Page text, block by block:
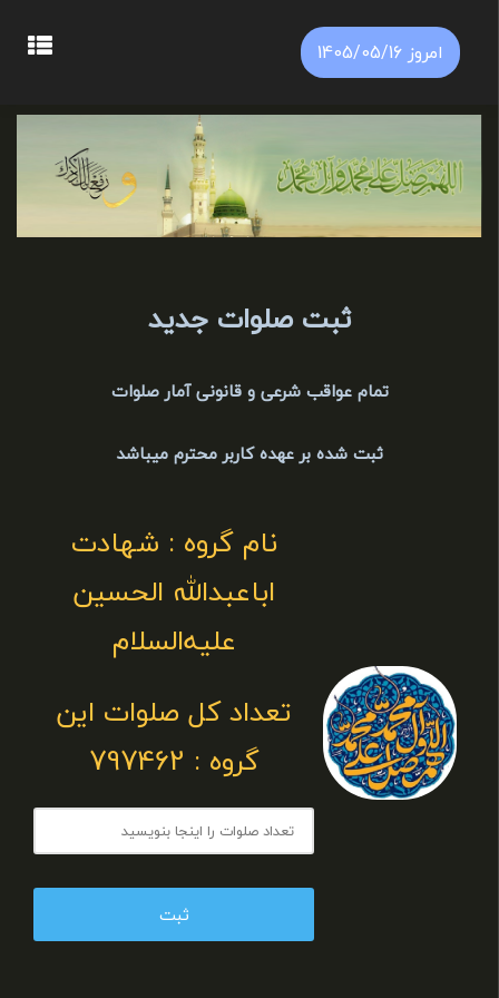
امروز 1405/05/16
ثبت صلوات جدید
تمام عواقب شرعی و قانونی آمار صلوات
ثبت شده بر عهده کاربر محترم میباشد
نام گروه : شهادت
اباعبدالله الحسین
علیه‌السلام
تعداد کل صلوات این
گروه : 797462
ثبت